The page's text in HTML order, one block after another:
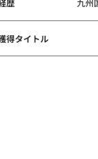
得タイトル